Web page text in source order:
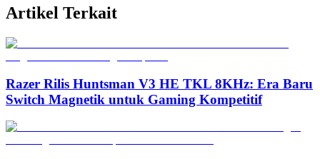
Artikel Terkait
Razer Rilis Huntsman V3 HE TKL 8KHz: Era Baru
Switch Magnetik untuk Gaming Kompetitif